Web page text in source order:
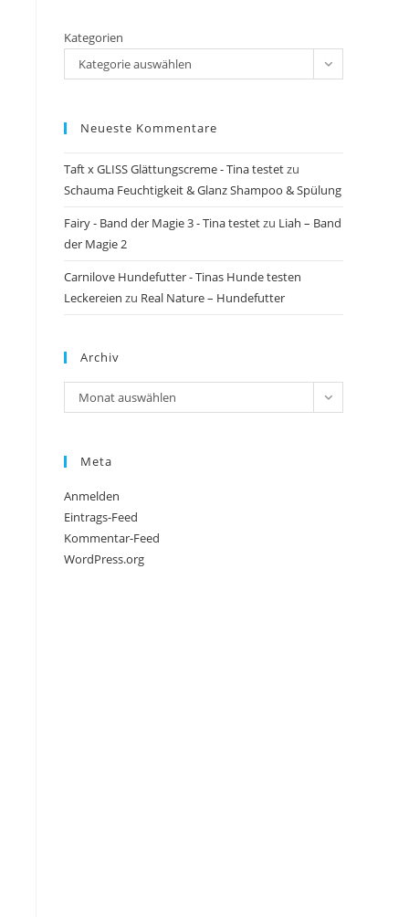
Kategorien
Kategorie auswählen
Neueste Kommentare
Taft x GLISS Glättungscreme - Tina testetzu
Schauma Feuchtigkeit & Glanz Shampoo & Spülung
Fairy - Band der Magie 3 - Tina testetzu Liah – Band
der Magie 2
Carnilove Hundefutter - Tinas Hunde testen
Leckereien zu Real Nature – Hundefutter
Archiv
Archiv
Monat auswählen
Meta
Anmelden
Eintrags-Feed
Kommentar-Feed
WordPress.org